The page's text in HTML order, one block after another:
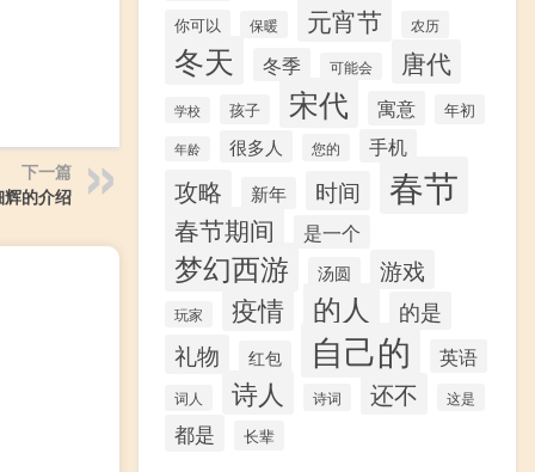
下一篇
的介绍
你可以 保暖 元宵节 农历
冬天 冬季 可能会 唐代
学校 孩子 宋代 寓意 年初
年龄 很多人 您的 手机
攻略 新年 时间 春节
春节期间 是一个
梦幻西游 汤圆 游戏
玩家 疫情 的人 的是
礼物 红包 自己的 英语
词人 诗人 诗词 还不 这是
都是 长辈